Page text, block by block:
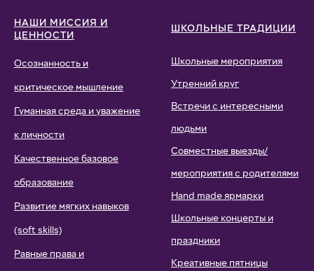
НАШИ МИССИЯ И
ЦЕННОСТИ
Осознанность и
критическое мышление
Гуманная среда и уважение
к личности
Качественное базовое
образование
Развитие мягких навыков
(soft skills)
Равные права и
ШКОЛЬНЫЕ ТРАДИЦИИ
Школьные мероприятия
Утренний круг
Встречи с интересными
людьми
Совместные выезды/
мероприятия с родителями
Hand made ярмарки
Школьные концерты и
праздники
Креативные пятницы